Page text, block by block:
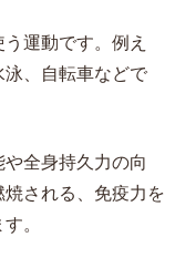
運動です。例え
、自転車などで
全身持久力の向
される、免疫力を
。